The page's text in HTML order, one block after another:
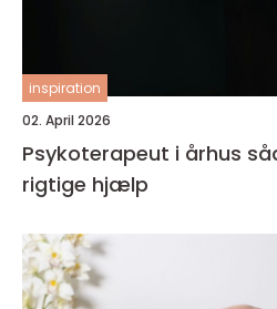
inspiration
02. April 2026
Psykoterapeut i århus sådan finder du den
rigtige hjælp